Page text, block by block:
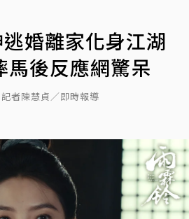
逃婚離家化身江湖
馬後反應網驚呆
者陳慧貞／即時報導